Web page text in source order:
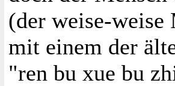
(der weise-weise
mit einem der
"ren bu xue bu